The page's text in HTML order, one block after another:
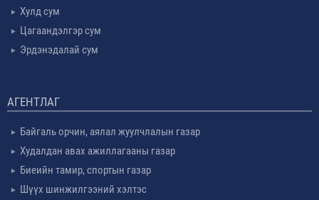
Хулд сум
Цагаандэлгэр сум
Эрдэнэдалай сум
АГЕНТЛАГ
Байгаль орчин, аялал жуулчлалын газар
Худалдан авах ажиллагааны газар
Биеийн тамир, спортын газар
Шүүх шинжилгээний хэлтэс